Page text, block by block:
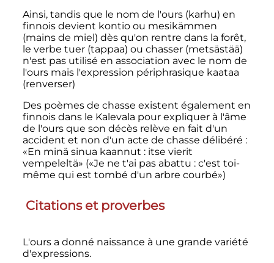
Ainsi, tandis que le nom de l'ours (karhu) en
finnois devient kontio ou mesikämmen
(mains de miel) dès qu'on rentre dans la forêt,
le verbe tuer (tappaa) ou chasser (metsästää)
n'est pas utilisé en association avec le nom de
l'ours mais l'expression périphrasique kaataa
(renverser)
Des poèmes de chasse existent également en
finnois dans le Kalevala pour expliquer à l'âme
de l'ours que son décès relève en fait d'un
accident et non d'un acte de chasse délibéré :
«En minä sinua kaannut : itse vierit
vempeleltä» («Je ne t'ai pas abattu : c'est toi-
même qui est tombé d'un arbre courbé»)
Citations et proverbes
L'ours a donné naissance à une grande variété
d'expressions.